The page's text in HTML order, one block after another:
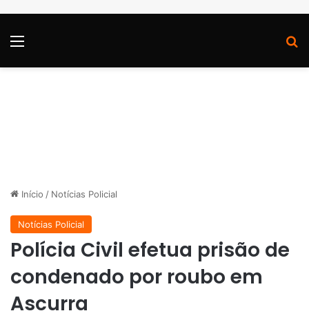
Início / Notícias Policial
Notícias Policial
Polícia Civil efetua prisão de
condenado por roubo em
Ascurra